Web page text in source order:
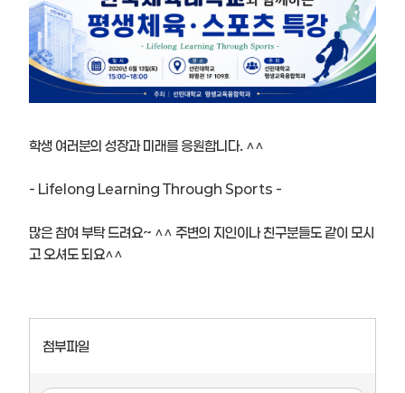
학생 여러분의 성장과 미래를 응원합니다. ^^
- Lifelong Learning Through Sports -
많은 참여 부탁 드려요~ ^^ 주변의 지인이나 친구분들도 같이 모시
고 오셔도 되요^^
첨부파일